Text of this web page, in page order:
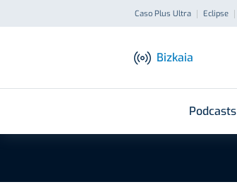
Caso Plus Ultra Eclipse
Bizkaia
Podcasts